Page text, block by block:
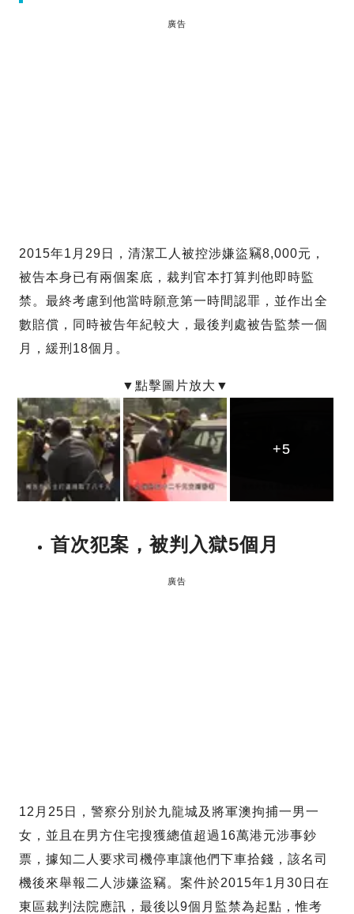
廣告
2015年1月29日，清潔工人被控涉嫌盜竊8,000元，
被告本身已有兩個案底，裁判官本打算判他即時監
禁。最終考慮到他當時願意第一時間認罪，並作出全
數賠償，同時被告年紀較大，最後判處被告監禁一個
月，緩刑18個月。
+5
+5
+5
首次犯案，被判入獄5個月
廣告
12月25日，警察分別於九龍城及將軍澳拘捕一男一
女，並且在男方住宅搜獲總值超過16萬港元涉事鈔
票，據知二人要求司機停車讓他們下車拾錢，該名司
機後來舉報二人涉嫌盜竊。案件於2015年1月30日在
東區裁判法院應訊，最後以9個月監禁為起點，惟考